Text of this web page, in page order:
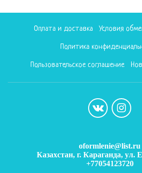
Оплата и доставка Условия
Политика
Пользовательское соглашение
oformlenie@list.ru
Казахстан, г. Караганда, ул.
+77054123720